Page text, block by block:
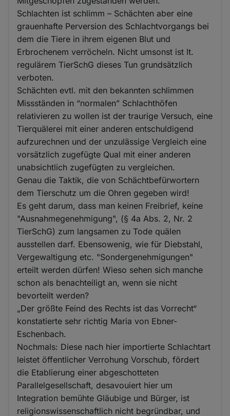
Schlachten ist schlimm – Schächten aber eine
grauenhafte Perversion des Schlachtvorgangs bei
dem die Tiere in ihrem eigenen Blut und
Erbrochenem verröcheln. Nicht umsonst ist lt.
regulärem TierSchG dieses Tun grundsätzlich
verboten.
Schächten evtl. mit den bekannten schlimmen
Missständen in “normalen” Schlachthöfen
relativieren zu wollen ist der traurige Versuch, eine
Tierquälerei mit einer anderen entschuldigend
aufzurechnen und der unzulässige Vergleich eine
vorsätzlich zugefügte Qual mit einer anderen
unabsichtlich zugefügten zu vergleichen.
Genau die Taktik, die von Schächtbefürwortern
dem Tierschutz um die Ohren gegeben wird!
Es geht darum, dass man keinen Freibrief, keine
"Ausnahmegenehmigung", (§ 4a Abs. 2, Nr. 2
TierSchG) zum langsamen zu Tode quälen
ausstellen darf. Ebensowenig, wie für Diebstahl,
Vergewaltigung etc. "Sondergenehmigungen"
erteilt werden dürfen! Wieso sehen sich manche
schon als benachteiligt an, wenn sie nicht
bevorteilt werden?
„Der größte Feind des Rechts ist das Vorrecht“
konstatierte sehr richtig Maria von Ebner-
Eschenbach.
Nochmals: Diese nach hier importierte Schlachtart
leistet öffentlicher Verrohung Vorschub, fördert
die Etablierung einer abgeschotteten
Parallelgesellschaft, desavouiert hier um
Integration bemühte Gläubige und Bürger, ist
religionswissenschaftlich nicht begründbar, und